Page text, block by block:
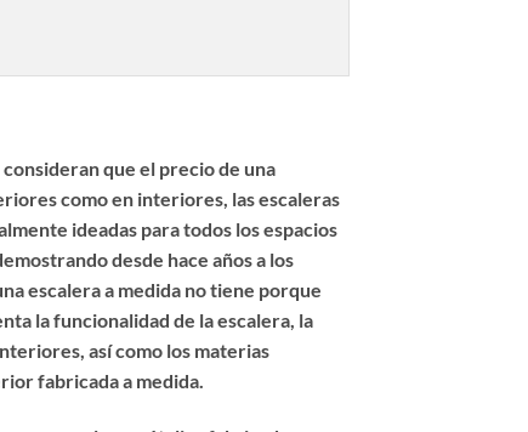
que el precio de una
como en interiores, las escaleras
ideadas para todos los espacios
desde hace años a los
escalera a medida no tiene porque
la funcionalidad de la escalera, la
así como los materias
fabricada a medida.